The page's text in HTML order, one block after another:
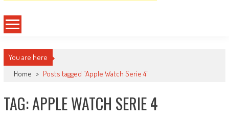
You are here
Home > Posts tagged "Apple Watch Serie 4"
TAG: APPLE WATCH SERIE 4